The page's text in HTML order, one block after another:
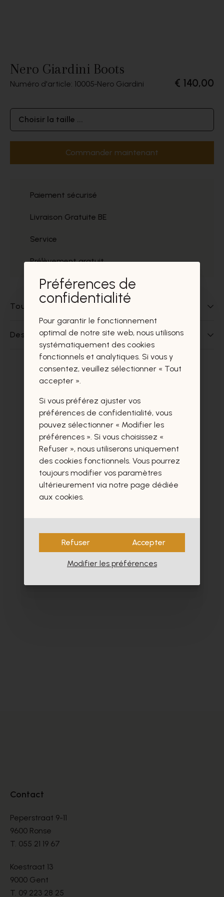
Nero Giardini Boots
Numéro d'article: 10005 Nero Giardini € 140,00
Choisir la taille ...
Commander maintenant
Paiement sécurisé
Livraison Gratuite BE
Service
Prélèvement gratuit
Tout sur ce produit
Des questions sur ce produit?
Ces produits vous intéresseront
certainement aussi.
Contact
Peperstraat 9-11
9600 Ronse
T. 055 21 19 67
Koestraat 13
9000 Gent
T. 09 223 28 25
Préférences de
confidentialité
Pour garantir le fonctionnement
optimal de notre site web, nous utilisons
systématiquement des cookies
fonctionnels et analytiques. Si vous y
consentez, veuillez sélectionner « Tout
accepter ».
Si vous préférez ajuster vos
préférences de confidentialité, vous
pouvez sélectionner « Modifier les
préférences ». Si vous choisissez «
Refuser », nous utiliserons uniquement
des cookies fonctionnels. Vous pourrez
toujours modifier vos paramètres
ultérieurement via notre page dédiée
aux cookies.
Refuser Accepter
Modifier les préférences